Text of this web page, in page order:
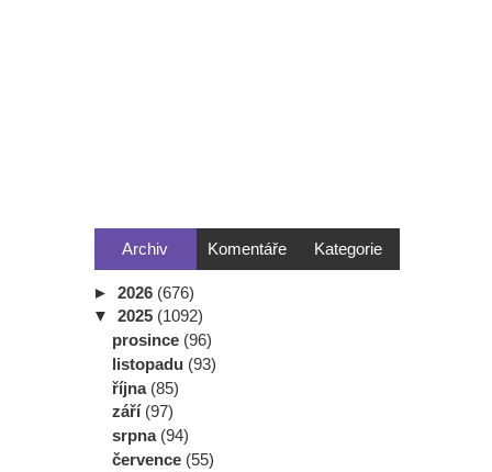
Archiv Komentáře Kategorie
► 2026 (676)
▼ 2025 (1092)
prosince (96)
listopadu (93)
října (85)
září (97)
srpna (94)
července (55)